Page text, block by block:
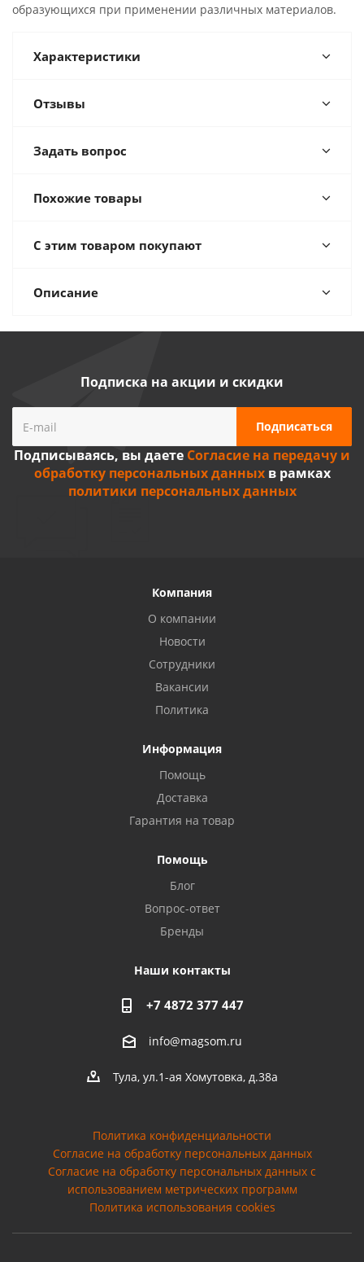
образующихся при применении различных материалов.
Характеристики
Отзывы
Задать вопрос
Похожие товары
С этим товаром покупают
Описание
Подписка на акции и скидки
Подписываясь, вы даете Согласие на передачу и
обработку персональных данныхв рамках
политики персональных данных
Компания
О компании
Новости
Сотрудники
Вакансии
Политика
Информация
Помощь
Доставка
Гарантия на товар
Помощь
Блог
Вопрос-ответ
Бренды
Наши контакты
+7 4872 377 447
info@magsom.ru
Тула, ул.1-ая Хомутовка, д.38а
Политика конфиденциальности
Согласие на обработку персональных данных
Cогласие на обработку персональных данных с
использованием метрических программ
Политика использования cookies